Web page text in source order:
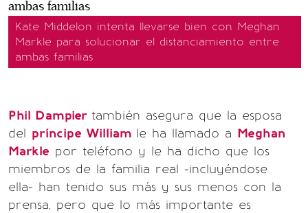
Kate Middelon intenta llevarse bien con Meghan
Markle para solucionar el distanciamiento entre
ambas familias
Phil Dampier también asegura que la esposa
del príncipe William le ha llamado a Meghan
Markle por teléfono y le ha dicho que los
miembros de la familia real -incluyéndose
ella- han tenido sus más y sus menos con la
prensa, pero que lo más importante es